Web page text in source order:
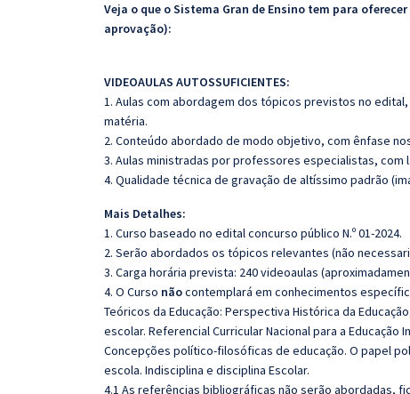
Veja o que o Sistema Gran de Ensino tem para
aprovação):
VIDEOAULAS AUTOSSUFICIENTES:
1. Aulas com abordagem dos tópicos previstos no
matéria.
2. Conteúdo abordado de modo objetivo, com ênfase
3. Aulas ministradas por professores especialistas, com
4. Qualidade técnica de gravação de altíssimo padrão
Mais Detalhes:
1. Curso baseado no edital concurso público N.º 01-2024.
2. Serão abordados os tópicos relevantes (não
3. Carga horária prevista: 240 videoaulas
4. O Curso nãocontemplará em conhecimentos
Teóricos da Educação: Perspectiva Histórica da
escolar. Referencial Curricular Nacional para a Educação
Concepções político-filosóficas de educação. O papel
escola. Indisciplina e disciplina Escolar.
4.1 As referências bibliográficas não serão abordadas,